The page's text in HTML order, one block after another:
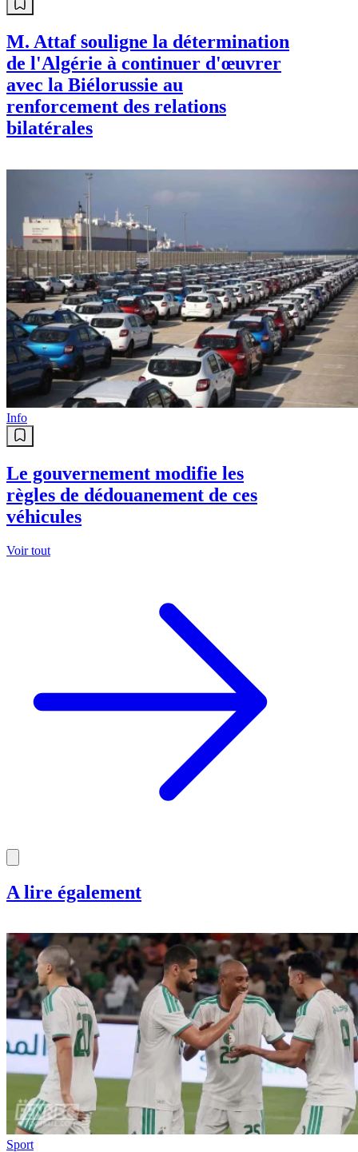
M. Attaf souligne la détermination
de l'Algérie à continuer d'œuvrer
avec la Biélorussie au
renforcement des relations
bilatérales
Info
Le gouvernement modifie les
règles de dédouanement de ces
véhicules
Voir tout
A lire également
Sport